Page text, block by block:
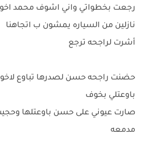
رجعت بخطواتي واني اشوف محمد
نازلين من السياره يمشون ب اتجاهنا
أشرت لراجحه ترجع
حضنت راجحه حسن لصدرها تباوع
باوعتلي بخوف
صارت عيوني على حسن باوعتلها
مدمعه